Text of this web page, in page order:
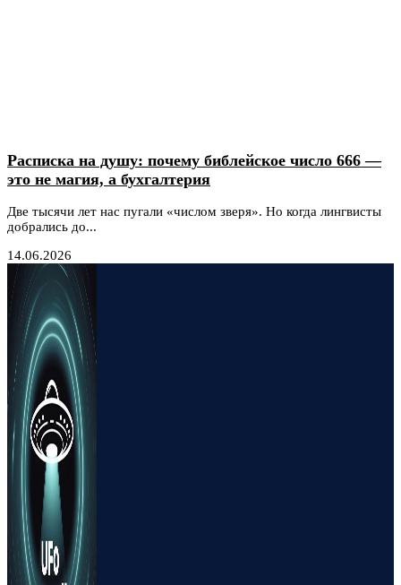
Расписка на душу: почему библейское число 666 —
это не магия, а бухгалтерия
Две тысячи лет нас пугали «числом зверя». Но когда лингвисты
добрались до...
14.06.2026